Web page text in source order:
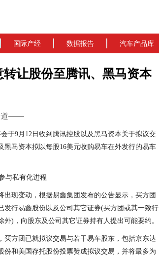
国际产经 数据报告 汽车产品库
让股份至腾讯、黑马资本
道——
于9月12日收到腾讯控股以及黑马资本关于拟议交
马资本拟以每股16美元收购易车在外发行的易车
出现变动，根据易鑫集团发布的公告显示，买方团
发行易鑫股份以及公司其它证券(买方团或其一致行
外) ，向股东及公司其它证券持有人提出可能要约。
方团已就拟议交易与若干易车股东，包括京东达
和美国存托股份投票赞成拟议交易，并将最多为